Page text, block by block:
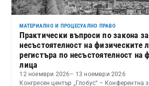
МАТЕРИАЛНО И ПРОЦЕСУАЛНО ПРАВО
Практически въпроси по закона за
несъстоятелност на физическите
регистъра по несъстоятелност на
лица
12 ноември 2026– 13 ноември 2026
Конгресен център „Глобус“ – Конферентна